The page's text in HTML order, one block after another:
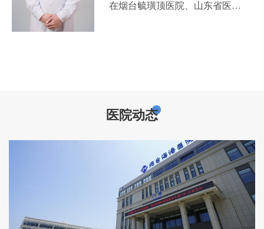
在烟台毓璜顶医院、山东省医学
医院动态